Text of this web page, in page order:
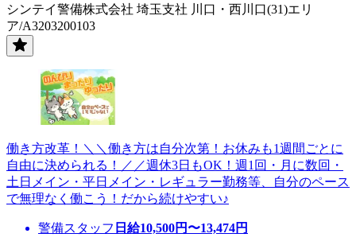
シンテイ警備株式会社 埼玉支社 川口・西川口(31)エリ
ア/A3203200103
働き方改革！＼＼働き方は自分次第！お休みも1週間ごとに
自由に決められる！／／週休3日もOK！週1回・月に数回・
土日メイン・平日メイン・レギュラー勤務等、自分のペース
で無理なく働こう！だから続けやすい♪
警備スタッフ 日給10,500円〜13,474円